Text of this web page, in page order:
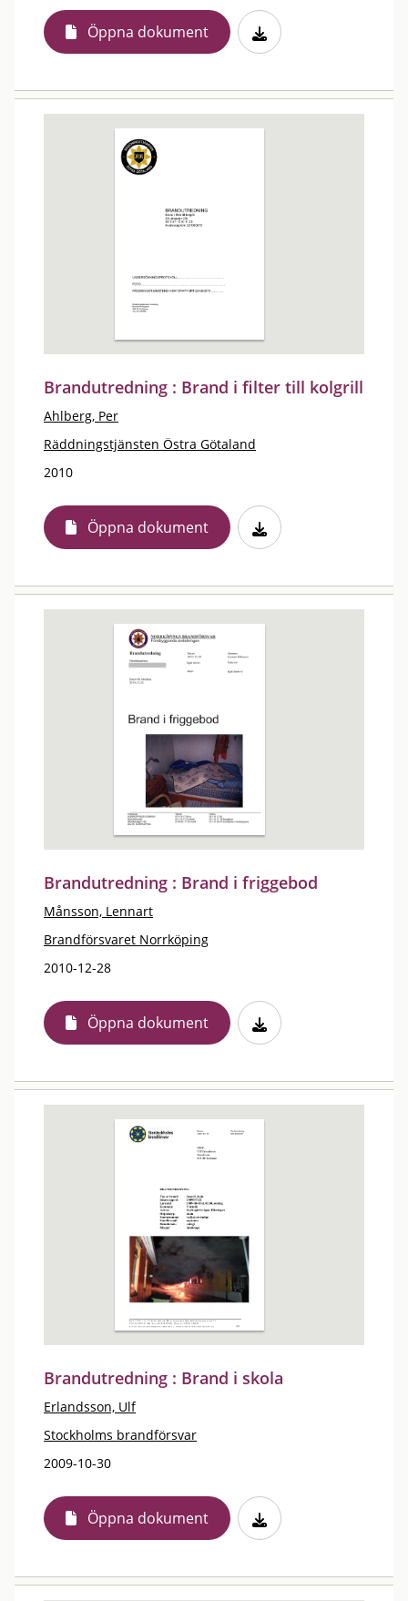
Öppna dokument
Brandutredning : Brand i filter till kolgrill
Ahlberg, Per
Räddningstjänsten Östra Götaland
2010
Öppna dokument
Brandutredning : Brand i friggebod
Månsson, Lennart
Brandförsvaret Norrköping
2010-12-28
Öppna dokument
Brandutredning : Brand i skola
Erlandsson, Ulf
Stockholms brandförsvar
2009-10-30
Öppna dokument